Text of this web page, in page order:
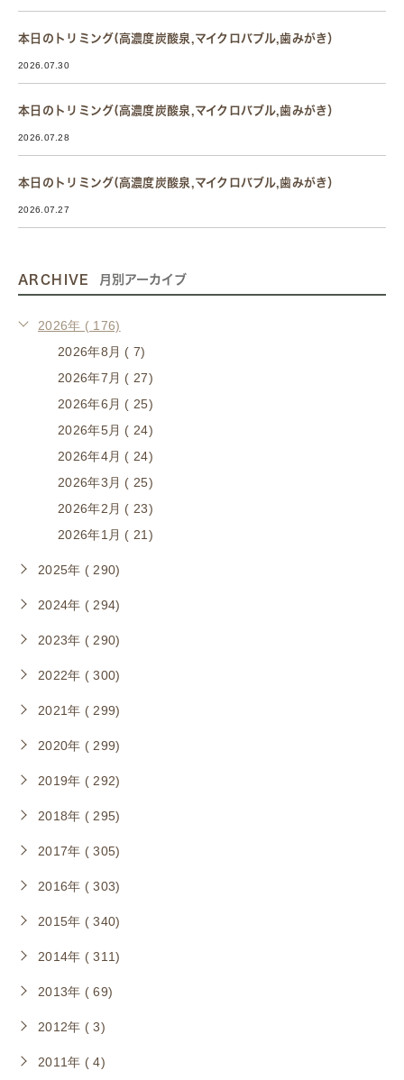
本日のトリミング(高濃度炭酸泉,マイクロバブル,歯みがき）
2026.07.30
本日のトリミング(高濃度炭酸泉,マイクロバブル,歯みがき）
2026.07.28
本日のトリミング(高濃度炭酸泉,マイクロバブル,歯みがき）
2026.07.27
ARCHIVE 月別アーカイブ
2026年 ( 176)
2026年8月 ( 7)
2026年7月 ( 27)
2026年6月 ( 25)
2026年5月 ( 24)
2026年4月 ( 24)
2026年3月 ( 25)
2026年2月 ( 23)
2026年1月 ( 21)
2025年 ( 290)
2024年 ( 294)
2023年 ( 290)
2022年 ( 300)
2021年 ( 299)
2020年 ( 299)
2019年 ( 292)
2018年 ( 295)
2017年 ( 305)
2016年 ( 303)
2015年 ( 340)
2014年 ( 311)
2013年 ( 69)
2012年 ( 3)
2011年 ( 4)